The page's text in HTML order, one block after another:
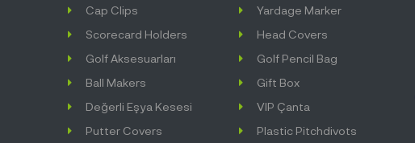
Cap Clips
Scorecard Holders
Golf Aksesuarları
Ball Makers
Değerli Eşya Kesesi
Putter Covers
Yardage Marker
Head Covers
Golf Pencil Bag
Gift Box
VIP Çanta
Plastic Pitchdivots